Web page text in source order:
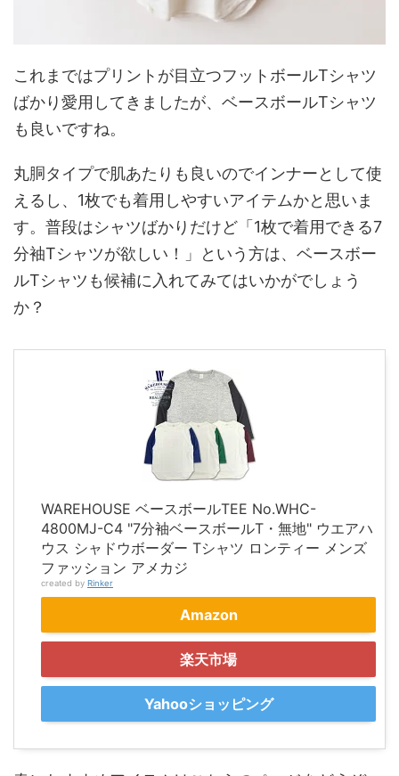
これまではプリントが目立つフットボールTシャツ
ばかり愛用してきましたが、ベースボールTシャツ
も良いですね。
丸胴タイプで肌あたりも良いのでインナーとして使
えるし、1枚でも着用しやすいアイテムかと思いま
す。普段はシャツばかりだけど「1枚で着用できる7
分袖Tシャツが欲しい！」という方は、ベースボー
ルTシャツも候補に入れてみてはいかがでしょう
か？
WAREHOUSE ベースボールTEE No.WHC-
4800MJ-C4 "7分袖ベースボールT・無地" ウエアハ
ウス シャドウボーダー Tシャツ ロンティー メンズ
ファッション アメカジ
created by Rinker
Amazon
楽天市場
Yahooショッピング